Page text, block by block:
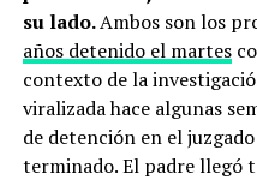
su lado.Ambos son los
años detenido el martes
contexto de la
viralizada hace algunas
de detención en el
terminado. El padre llegó